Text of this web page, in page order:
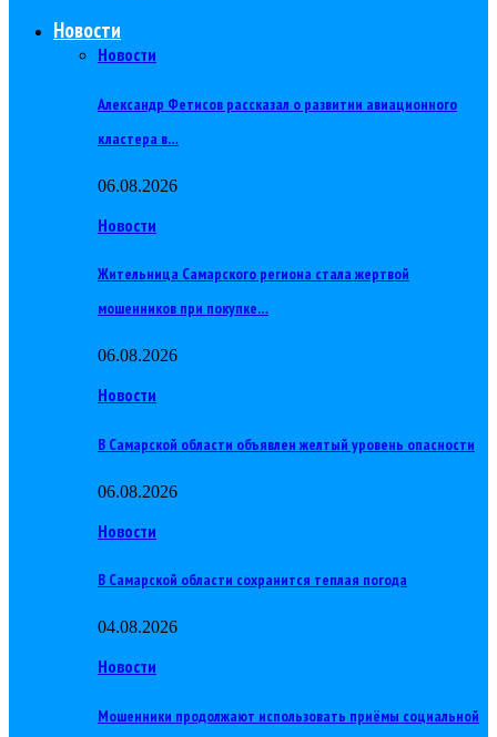
Новости
Новости
Александр Фетисов рассказал о развитии авиационного
кластера в…
06.08.2026
Новости
Жительница Самарского региона стала жертвой
мошенников при покупке…
06.08.2026
Новости
В Самарской области объявлен желтый уровень опасности
06.08.2026
Новости
В Самарской области сохранится теплая погода
04.08.2026
Новости
Мошенники продолжают использовать приёмы социальной